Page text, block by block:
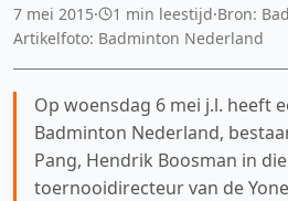
7 mei 2015· 1 min leestijd·Bron:
Artikelfoto: Badminton Nederland
Op woensdag 6 mei j.l. heeft
Badminton Nederland,
Pang, Hendrik Boosman in
toernooidirecteur van de